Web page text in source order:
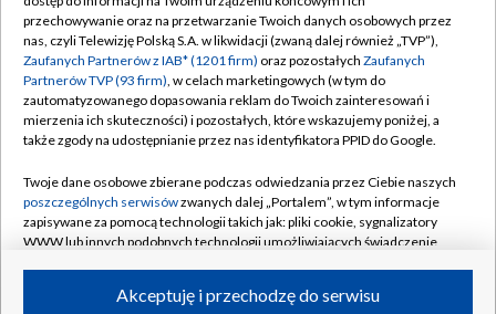
Abonament TVP
Emisja w TVP
Centrum informacji TVP
Naziemna Telewizja Cyfrowa
Rada Programowa
System NOS
Informacje o nadawcy
Program dla prasy
Regulamin TVP
Polityka prywatności
Moje zgody
Pomoc
Kontakt
Kanały
przechowywanie oraz na przetwarzanie Twoich danych osobowych przez
nas, czyli Telewizję Polską S.A. w likwidacji (zwaną dalej również „TVP”),
Zaufanych Partnerów z IAB* (1201 firm) oraz pozostałych Zaufanych
Partnerów TVP (93 firm), w celach marketingowych (w tym do
zautomatyzowanego dopasowania reklam do Twoich zainteresowań i
mierzenia ich skuteczności) i pozostałych, które wskazujemy poniżej, a
także zgody na udostępnianie przez nas identyfikatora PPID do Google.
Twoje dane osobowe zbierane podczas odwiedzania przez Ciebie naszych
poszczególnych serwisówzwanych dalej „Portalem”, w tym informacje
zapisywane za pomocą technologii takich jak: pliki cookie, sygnalizatory
WWW lub innych podobnych technologii umożliwiających świadczenie
ruchu w Internecie.Akceptuję i przechodzę do serwisu